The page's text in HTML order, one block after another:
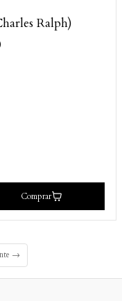
Ralph)
Comprar
→